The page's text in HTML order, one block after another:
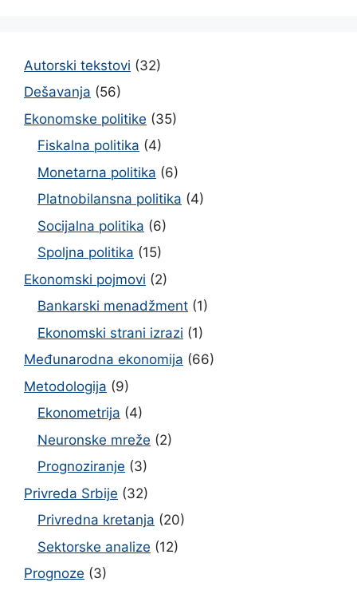
Autorski tekstovi (32)
Dešavanja (56)
Ekonomske politike (35)
Fiskalna politika (4)
Monetarna politika (6)
Platnobilansna politika (4)
Socijalna politika (6)
Spoljna politika (15)
Ekonomski pojmovi (2)
Bankarski menadžment (1)
Ekonomski strani izrazi (1)
Međunarodna ekonomija (66)
Metodologija (9)
Ekonometrija (4)
Neuronske mreže (2)
Prognoziranje (3)
Privreda Srbije (32)
Privredna kretanja (20)
Sektorske analize (12)
Prognoze (3)